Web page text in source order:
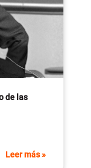
de las
Leer más »